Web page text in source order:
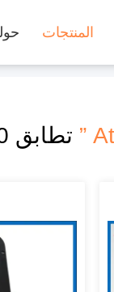
المنتجات
تطابق 120 المنتجات